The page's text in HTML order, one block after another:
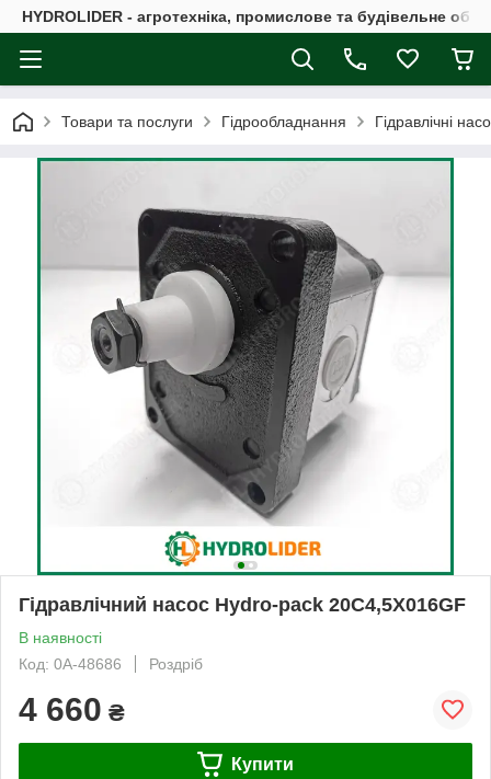
HYDROLIDER - агротехніка, промислове та будівельне
Товари та послуги Гідрообладнання Гідравлічні
Гідравлічний насос Hydro-pack 20C4,5X016GF
В наявності
Код: 0А-48686
Роздріб
4 660 ₴
Купити